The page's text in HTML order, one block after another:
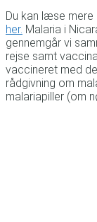
Du kan læse mere
her. Malaria i
gennemgår vi
rejse samt
vaccineret med
rådgivning om
malariapiller (om